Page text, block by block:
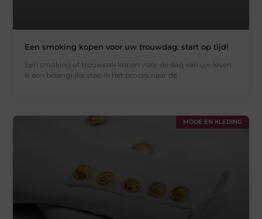
Een smoking kopen voor uw trouwdag: start op tijd!
Een smoking of trouwpak kopen voor de dag van uw leven
is een belangrijke stap in het proces naar de
MODE EN KLEDING